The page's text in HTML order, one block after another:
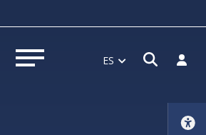
Abrir menú ES Abrir